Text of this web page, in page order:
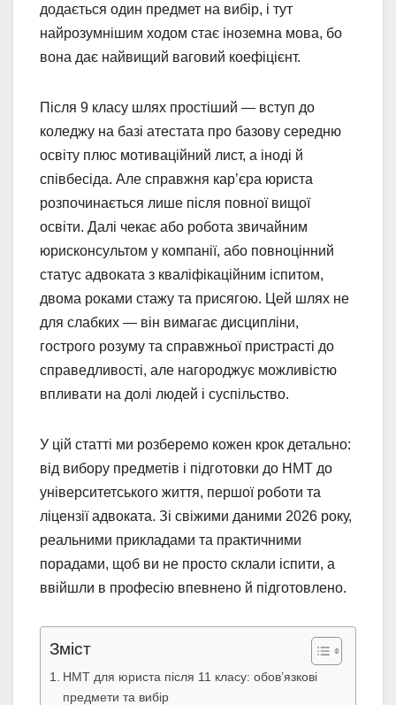
додається один предмет на вибір, і тут
найрозумнішим ходом стає іноземна мова, бо
вона дає найвищий ваговий коефіцієнт.
Після 9 класу шлях простіший — вступ до
коледжу на базі атестата про базову середню
освіту плюс мотиваційний лист, а іноді й
співбесіда. Але справжня кар’єра юриста
розпочинається лише після повної вищої
освіти. Далі чекає або робота звичайним
юрисконсультом у компанії, або повноцінний
статус адвоката з кваліфікаційним іспитом,
двома роками стажу та присягою. Цей шлях не
для слабких — він вимагає дисципліни,
гострого розуму та справжньої пристрасті до
справедливості, але нагороджує можливістю
впливати на долі людей і суспільство.
У цій статті ми розберемо кожен крок детально:
від вибору предметів і підготовки до НМТ до
університетського життя, першої роботи та
ліцензії адвоката. Зі свіжими даними 2026 року,
реальними прикладами та практичними
порадами, щоб ви не просто склали іспити, а
ввійшли в професію впевнено й підготовлено.
Зміст
НМТ для юриста після 11 класу: обов’язкові
предмети та вибір